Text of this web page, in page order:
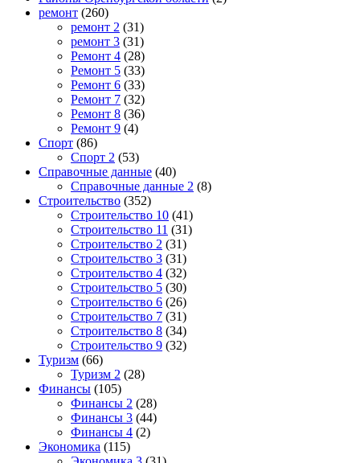
ремонт (260)
ремонт 2 (31)
ремонт 3 (31)
Ремонт 4 (28)
Ремонт 5 (33)
Ремонт 6 (33)
Ремонт 7 (32)
Ремонт 8 (36)
Ремонт 9 (4)
Спорт (86)
Спорт 2 (53)
Справочные данные (40)
Справочные данные 2 (8)
Строительство (352)
Строительство 10 (41)
Строительство 11 (31)
Строительство 2 (31)
Строительство 3 (31)
Строительство 4 (32)
Строительство 5 (30)
Строительство 6 (26)
Строительство 7 (31)
Строительство 8 (34)
Строительство 9 (32)
Туризм (66)
Туризм 2 (28)
Финансы (105)
Финансы 2 (28)
Финансы 3 (44)
Финансы 4 (2)
Экономика (115)